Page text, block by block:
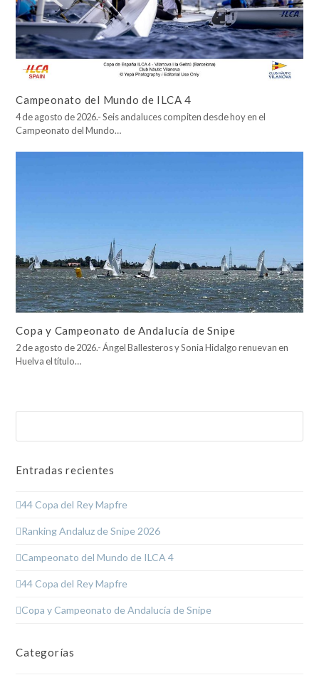
Campeonato del Mundo de ILCA 4
4 de agosto de 2026.- Seis andaluces compiten desde hoy en el
Campeonato del Mundo…
Copa y Campeonato de Andalucía de Snipe
2 de agosto de 2026.- Ángel Ballesteros y Sonia Hidalgo renuevan en
Huelva el título…
Entradas recientes
44 Copa del Rey Mapfre
Ranking Andaluz de Snipe 2026
Campeonato del Mundo de ILCA 4
44 Copa del Rey Mapfre
Copa y Campeonato de Andalucía de Snipe
Categorías